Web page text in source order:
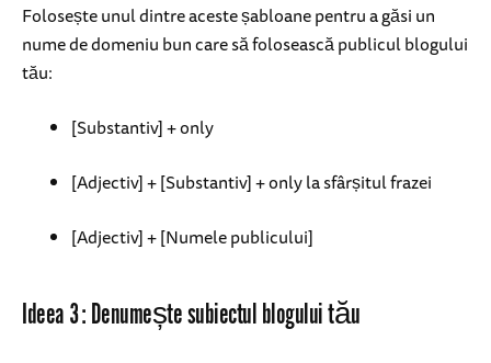
Folosește unul dintre aceste șabloane pentru a găsi un
nume de domeniu bun care să folosească publicul blogului
tău:
[Substantiv] + only
[Adjectiv] + [Substantiv] + only la sfârșitul frazei
[Adjectiv] + [Numele publicului]
Ideea 3: Denumește subiectul blogului tău